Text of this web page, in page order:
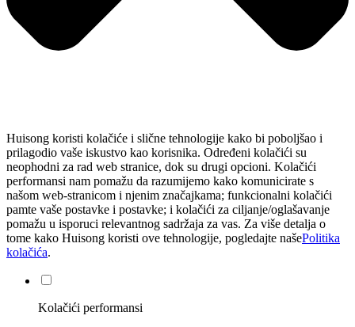
Huisong koristi kolačiće i slične tehnologije kako bi poboljšao i
prilagodio vaše iskustvo kao korisnika. Određeni kolačići su
neophodni za rad web stranice, dok su drugi opcioni. Kolačići
performansi nam pomažu da razumijemo kako komunicirate s
našom web-stranicom i njenim značajkama; funkcionalni kolačići
pamte vaše postavke i postavke; i kolačići za ciljanje/oglašavanje
pomažu u isporuci relevantnog sadržaja za vas. Za više detalja o
tome kako Huisong koristi ove tehnologije, pogledajte našePolitika
kolačića.
Kolačići performansi